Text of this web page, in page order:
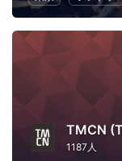
TMCN
1187人